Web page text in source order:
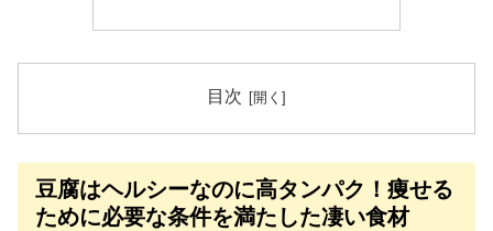
目次
豆腐はヘルシーなのに高タンパク！痩せる
ために必要な条件を満たした凄い食材